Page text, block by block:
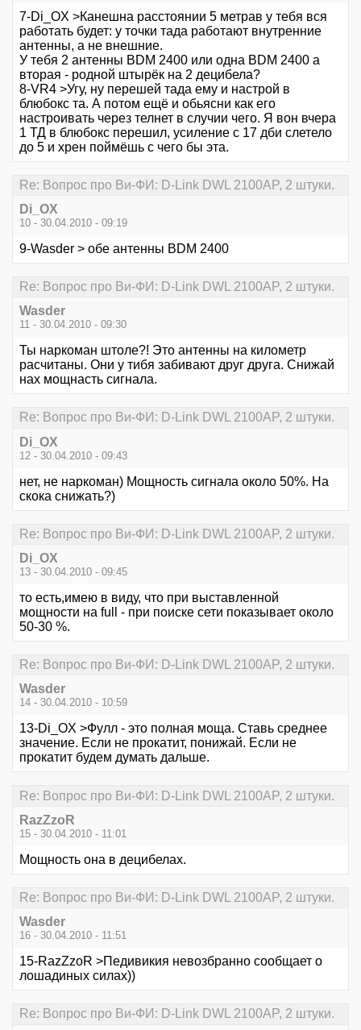
7-Di_OX >Канешна расстоянии 5 метрав у тебя вся
работать будет: у точки тада работают внутренние
антенны, а не внешние.
У тебя 2 антенны BDM 2400 или одна BDM 2400 а
вторая - родной штырёк на 2 децибела?
8-VR4 >Угу, ну перешей тада ему и настрой в
блюбокс та. А потом ещё и обьясни как его
настроивать через телнет в случии чего. Я вон вчера
1 ТД в блюбокс перешил, усиление с 17 дби слетело
до 5 и хрен поймёшь с чего бы эта.
Re: Вопрос про Ви-ФИ: D-Link DWL 2100AP, 2 штуки.
Di_OX
10 - 30.04.2010 - 09:19
9-Wasder > обе антенны BDM 2400
Re: Вопрос про Ви-ФИ: D-Link DWL 2100AP, 2 штуки.
Wasder
11 - 30.04.2010 - 09:30
Ты наркоман штоле?! Это антенны на километр
расчитаны. Они у тибя забивают друг друга. Снижай
нах мощнасть сигнала.
Re: Вопрос про Ви-ФИ: D-Link DWL 2100AP, 2 штуки.
Di_OX
12 - 30.04.2010 - 09:43
нет, не наркоман) Мощность сигнала около 50%. На
скока снижать?)
Re: Вопрос про Ви-ФИ: D-Link DWL 2100AP, 2 штуки.
Di_OX
13 - 30.04.2010 - 09:45
то есть,имею в виду, что при выставленной
мощности на full - при поиске сети показывает около
50-30 %.
Re: Вопрос про Ви-ФИ: D-Link DWL 2100AP, 2 штуки.
Wasder
14 - 30.04.2010 - 10:59
13-Di_OX >Фулл - это полная моща. Ставь среднее
значение. Если не прокатит, понижай. Если не
прокатит будем думать дальше.
Re: Вопрос про Ви-ФИ: D-Link DWL 2100AP, 2 штуки.
RazZzoR
15 - 30.04.2010 - 11:01
Мощность она в децибелах.
Re: Вопрос про Ви-ФИ: D-Link DWL 2100AP, 2 штуки.
Wasder
16 - 30.04.2010 - 11:51
15-RazZzoR >Педивикия невозбранно сообщает о
лошадиных силах))
Re: Вопрос про Ви-ФИ: D-Link DWL 2100AP, 2 штуки.